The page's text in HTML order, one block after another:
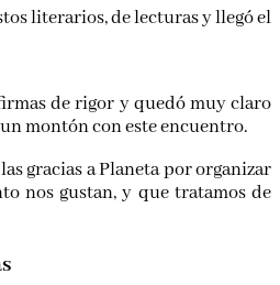
literarios, de lecturas y llegó el
de rigor y quedó muy claro
montón con este encuentro.
gracias a Planeta por organizar
nos gustan, y que tratamos de